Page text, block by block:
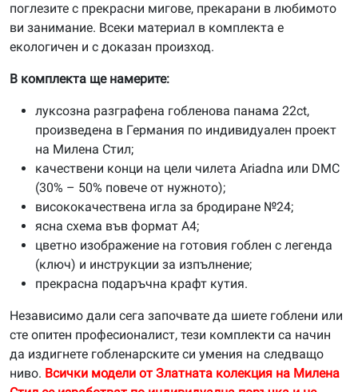
поглезите с прекрасни мигове, прекарани в любимото
ви занимание. Всеки материал в комплекта е
екологичен и с доказан произход.
В комплекта ще намерите:
луксозна разграфена гобленова панама 22ct,
произведена в Германия по индивидуален проект
на Милена Стил;
качествени конци на цели чилета Ariadna или DMC
(30% – 50% повече от нужното);
висококачествена игла за бродиране №24;
ясна схема във формат А4;
цветно изображение на готовия гоблен с легенда
(ключ) и инструкции за изпълнение;
прекрасна подаръчна крафт кутия.
Независимо дали сега започвате да шиете гоблени или
сте опитен професионалист, тези комплекти са начин
да издигнете гобленарските си умения на следващо
ниво. Всички модели от Златната колекция на Милена